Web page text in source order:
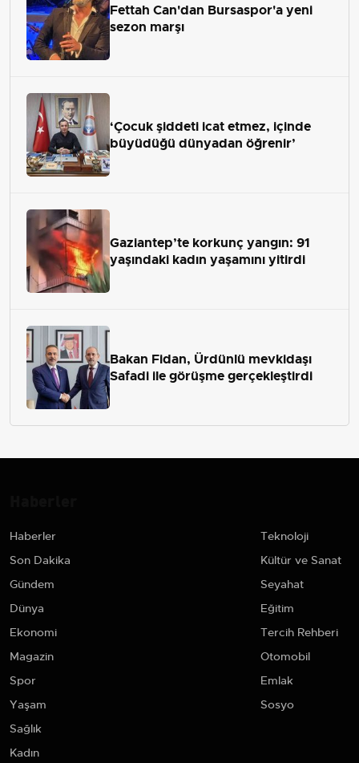
Fettah Can'dan Bursaspor'a yeni
sezon marşı
‘Çocuk şiddeti icat etmez, içinde
büyüdüğü dünyadan öğrenir’
Gaziantep’te korkunç yangın: 91
yaşındaki kadın yaşamını yitirdi
Bakan Fidan, Ürdünlü mevkidaşı
Safadi ile görüşme gerçekleştirdi
Haberler
Son Dakika
Gündem
Dünya
Ekonomi
Magazin
Spor
Yaşam
Sağlık
Kadın
Teknoloji
Kültür ve Sanat
Seyahat
Eğitim
Tercih Rehberi
Otomobil
Emlak
Sosyo